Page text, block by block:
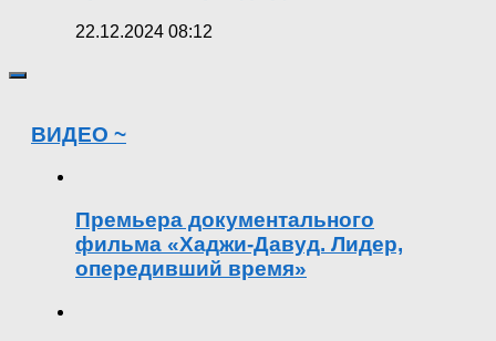
22.12.2024 08:12
ВИДЕО ~
Премьера документального
фильма «Хаджи-Давуд. Лидер,
опередивший время»